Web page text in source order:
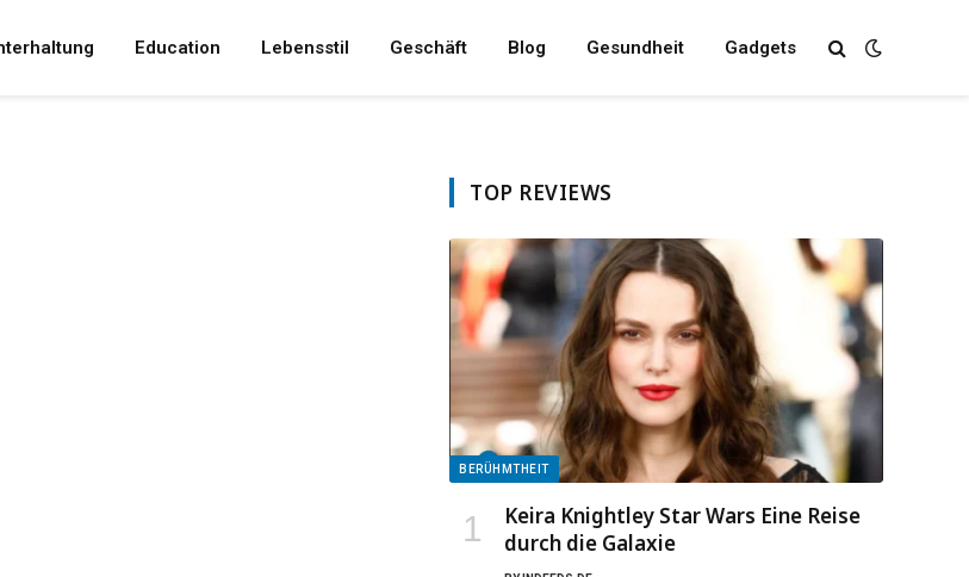
Education Lebensstil Geschäft Blog Gesundheit Gadgets
TOP REVIEWS
BERÜHMTHEIT
Keira Knightley Star Wars Eine Reise
durch die Galaxie